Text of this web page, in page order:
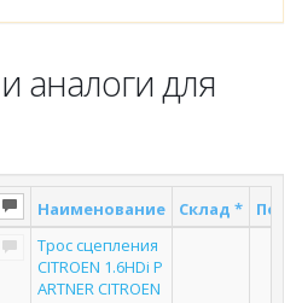
аналоги для
Наименование Склад *
Трос сцепления
CITROEN 1.6HDi P
ARTNER CITROEN